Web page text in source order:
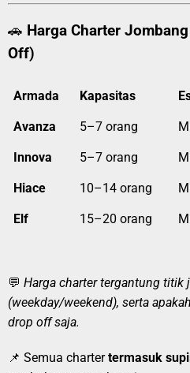
🚗 Harga Charter
Off)
Armada Kapasitas
Avanza 5–7 orang
Innova 5–7 orang
Hiace 10–14 orang
Elf 15–20 orang
💬 Harga charter tergantung titik
(weekday/weekend), serta
drop off saja.
📌 Semua chartertermasuk